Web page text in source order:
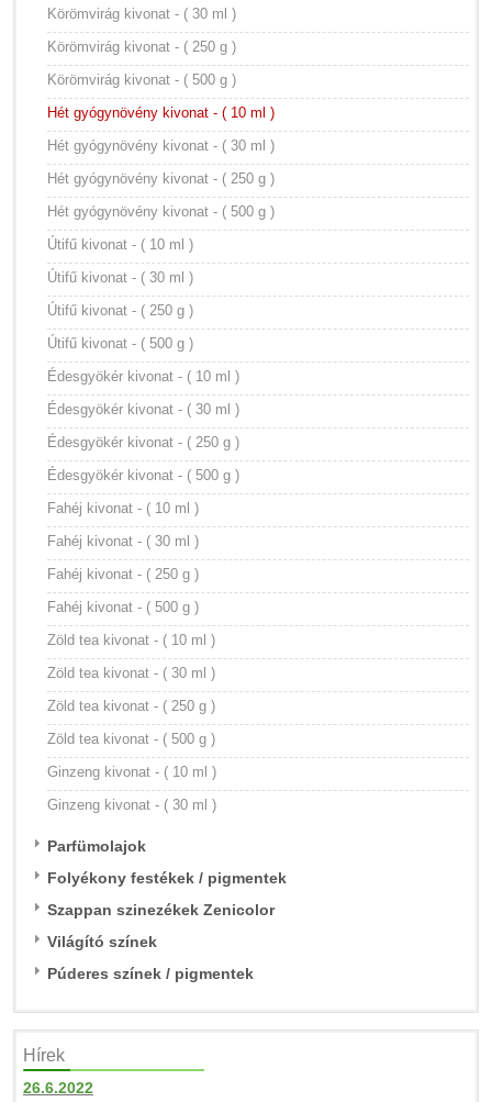
Körömvirág kivonat - ( 30 ml )
Körömvirág kivonat - ( 250 g )
Körömvirág kivonat - ( 500 g )
Hét gyógynövény kivonat - ( 10 ml )
Hét gyógynövény kivonat - ( 30 ml )
Hét gyógynövény kivonat - ( 250 g )
Hét gyógynövény kivonat - ( 500 g )
Útifű kivonat - ( 10 ml )
Útifű kivonat - ( 30 ml )
Útifű kivonat - ( 250 g )
Útifű kivonat - ( 500 g )
Édesgyökér kivonat - ( 10 ml )
Édesgyökér kivonat - ( 30 ml )
Édesgyökér kivonat - ( 250 g )
Édesgyökér kivonat - ( 500 g )
Fahéj kivonat - ( 10 ml )
Fahéj kivonat - ( 30 ml )
Fahéj kivonat - ( 250 g )
Fahéj kivonat - ( 500 g )
Zöld tea kivonat - ( 10 ml )
Zöld tea kivonat - ( 30 ml )
Zöld tea kivonat - ( 250 g )
Zöld tea kivonat - ( 500 g )
Ginzeng kivonat - ( 10 ml )
Ginzeng kivonat - ( 30 ml )
Parfümolajok
Folyékony festékek / pigmentek
Szappan szinezékek Zenicolor
Világító színek
Púderes színek / pigmentek
Hírek
26.6.2022